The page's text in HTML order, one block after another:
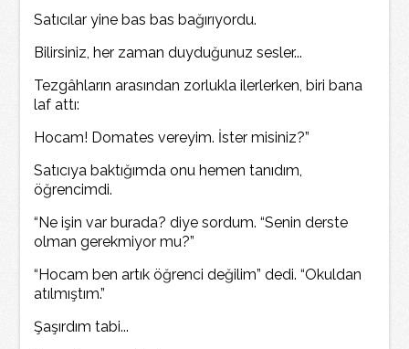
Satıcılar yine bas bas bağırıyordu.
Bilirsiniz, her zaman duyduğunuz sesler...
Tezgâhların arasından zorlukla ilerlerken, biri bana
laf attı:
Hocam! Domates vereyim. İster misiniz?”
Satıcıya baktığımda onu hemen tanıdım,
öğrencimdi.
“Ne işin var burada? diye sordum. “Senin derste
olman gerekmiyor mu?”
“Hocam ben artık öğrenci değilim” dedi. “Okuldan
atılmıştım.”
Şaşırdım tabi...